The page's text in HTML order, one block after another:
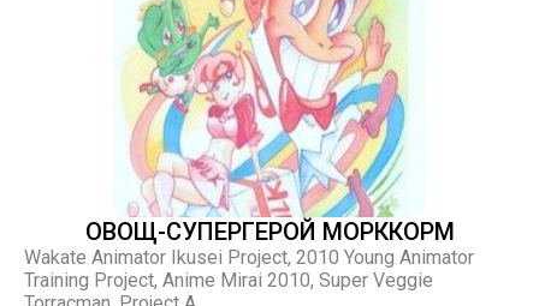
ОВОЩ-СУПЕРГЕРОЙ МОРККОРМ
Wakate Animator Ikusei Project, 2010 Young Animator
Training Project, Anime Mirai 2010, Super Veggie